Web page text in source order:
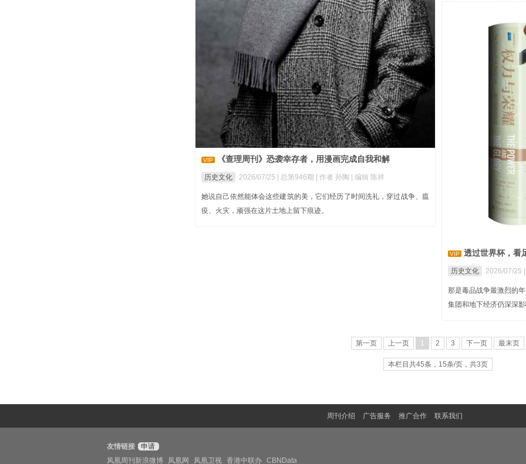
VIP 《查理周刊》恐袭幸存者，用漫画完成自我和解
历史文化 2026/07/25 | 总第946期 | 作者 孙陶 | 编辑 陈祥
她说自己依然能体会这些建筑的美，它们经历了时间洗礼，穿过战争、瘟
疫、火灾，顽强在这片土地上留下痕迹。
VIP 透过世界杯，看
历史文化 2026/07/25
那是毒品战争最激烈的
集团和地下经济仍深深
第一页 上一页 1 2 3 下一页 最末页
本栏目共45条，15条/页，共3页
周刊介绍 广告服务 推广合作 联系我们
友情链接
申请
凤凰周刊新浪微博
凤凰网 凤凰卫视 香港中联办 CBNData